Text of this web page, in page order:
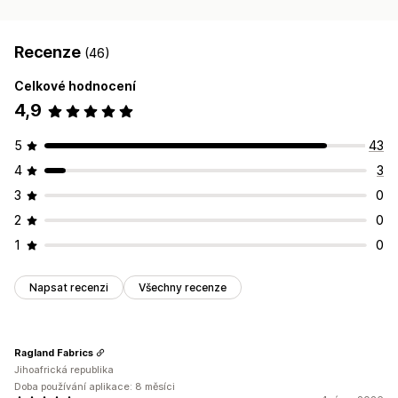
Recenze (46)
Celkové hodnocení
4,9
5
43
4
3
3
0
2
0
1
0
Napsat recenzi Všechny recenze
Ragland Fabrics
Jihoafrická republika
Doba používání aplikace: 8 měsíci